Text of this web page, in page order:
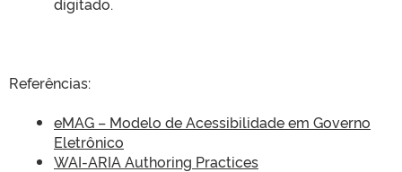
Referências:
eMAG – Modelo de Acessibilidade em Governo
Eletrônico
WAI-ARIA Authoring Practices